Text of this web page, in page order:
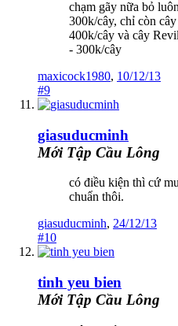
chạm gãy nữa bỏ
300k/cây, chỉ còn
400k/cây và cây
- 300k/cây
maxicock1980, 10/12/13
#9
giasuducminh
Mới Tập Cầu Lông
có điều kiện thì cứ
chuẩn thôi.
giasuducminh, 24/12/13
#10
tinh yeu bien
Mới Tập Cầu Lông